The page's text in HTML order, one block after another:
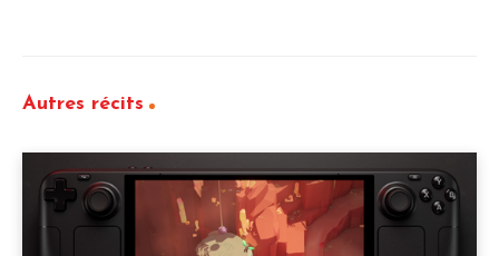
Autres récits